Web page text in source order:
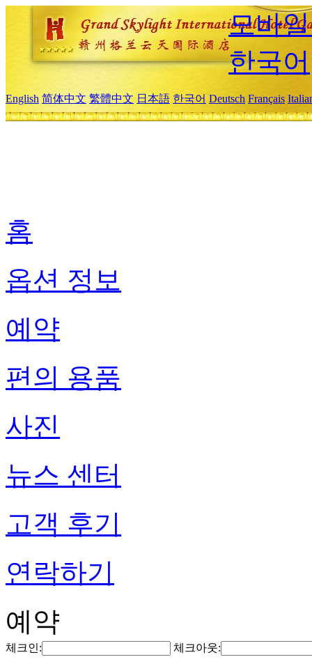
모바
한국어
English 简体中文 繁體中文 日本語 한국어 Deutsch Français
홈
옵션 정보
예약
편의 용품
사진
뉴스 센터
고객 후기
연락하기
예약
체크인: 체크아웃: